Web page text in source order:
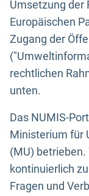
Umsetzung der
Europäischen
Zugang der
rechtlichen
unten.
Das NUMIS-
Ministerium für
(MU)
kontinuierlich
Fragen und